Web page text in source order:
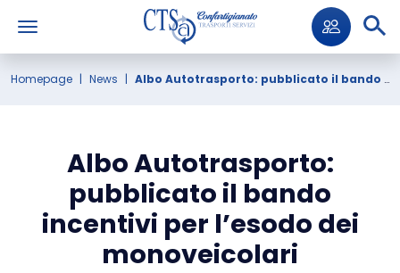
Homepage News Albo Autotrasporto: pubblicato il bando incentivi per l’esodo dei monoveicolari
Albo Autotrasporto:
pubblicato il bando
incentivi per l’esodo dei
monoveicolari